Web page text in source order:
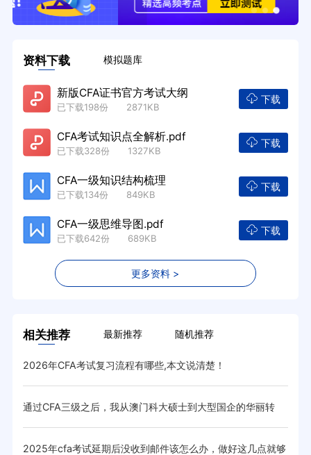
资料下载 模拟题库
新版CFA证书官方考试大纲
已下载198份 2871KB
下载
CFA考试知识点全解析.pdf
已下载328份 1327KB
下载
CFA一级知识结构梳理
已下载134份 849KB
下载
CFA一级思维导图.pdf
已下载642份 689KB
下载
更多资料 >
相关推荐 最新推荐 随机推荐
2026年CFA考试复习流程有哪些,本文说清楚！
通过CFA三级之后，我从澳门科大硕士到大型国企的华丽转
变！
2025年cfa考试延期后没收到邮件该怎么办，做好这几点就够